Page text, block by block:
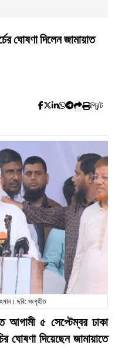
ঘোষণা দিলেন জামায়াত
প্রিন্ট
ছবি: সংগৃহীত
আগামী ৫ সেপ্টেম্বর ঢাকা
ঘোষণা দিয়েছেন জামায়াতে